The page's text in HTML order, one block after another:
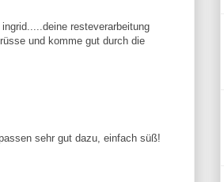
resteverarbeitung
und komme gut durch die
sehr gut dazu, einfach süß!